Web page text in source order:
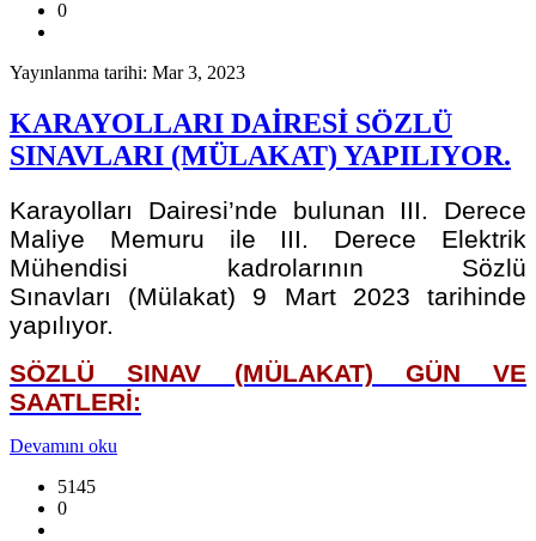
0
Yayınlanma tarihi: Mar 3, 2023
KARAYOLLARI DAİRESİ SÖZLÜ
SINAVLARI (MÜLAKAT) YAPILIYOR.
Karayolları Dairesi’nde bulunan III. Derece
Maliye Memuru ile III. Derece Elektrik
Mühendisi kadrolarının Sözlü
Sınavları (Mülakat) 9 Mart 2023 tarihinde
yapılıyor.
SÖZLÜ SINAV (MÜLAKAT) GÜN VE
SAATLERİ:
Devamını oku
5145
0